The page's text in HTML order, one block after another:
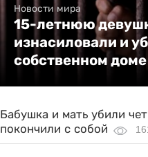
Новости мира
15-летнюю
изнасиловали и
собственном доме
Бабушка и мать убили
покончили с собой